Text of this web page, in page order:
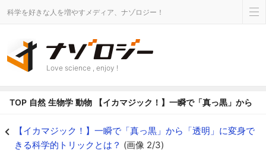
科学を好きな人を増やすメディア、ナゾロジー！
Love science , enjoy !
TOP 自然 生物学 動物 【イカマジック！】一瞬で「真っ黒」から
【イカマジック！】一瞬で「真っ黒」から「透明」に変身で
きる科学的トリックとは？ (画像 2/3)